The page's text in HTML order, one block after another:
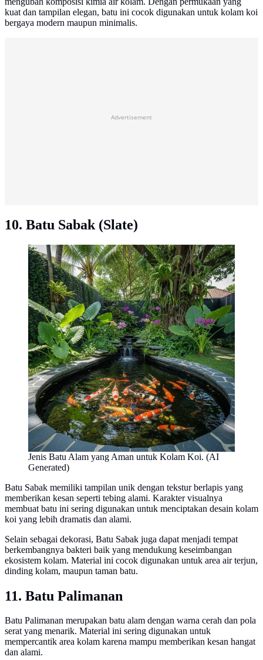
kuat dan tampilan elegan, batu ini cocok digunakan untuk kolam koi
bergaya modern maupun minimalis.
Advertisement
10. Batu Sabak (Slate)
Jenis Batu Alam yang Aman untuk Kolam Koi. (AI
Generated)
Batu Sabak memiliki tampilan unik dengan tekstur berlapis yang
memberikan kesan seperti tebing alami. Karakter visualnya
membuat batu ini sering digunakan untuk menciptakan desain kolam
koi yang lebih dramatis dan alami.
Selain sebagai dekorasi, Batu Sabak juga dapat menjadi tempat
berkembangnya bakteri baik yang mendukung keseimbangan
ekosistem kolam. Material ini cocok digunakan untuk area air terjun,
dinding kolam, maupun taman batu.
11. Batu Palimanan
Batu Palimanan merupakan batu alam dengan warna cerah dan pola
serat yang menarik. Material ini sering digunakan untuk
mempercantik area kolam karena mampu memberikan kesan hangat
dan alami.